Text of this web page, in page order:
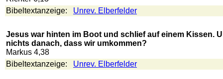
Bibeltextanzeige: Unrev. Elberfelder
Jesus war hinten im Boot und schlief auf einem Kissen.
nichts danach, dass wir umkommen?
Markus 4,38
Bibeltextanzeige: Unrev. Elberfelder